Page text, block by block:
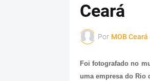
Ceará
Por MOB Ceará
Foi fotografado no
uma empresa do Rio